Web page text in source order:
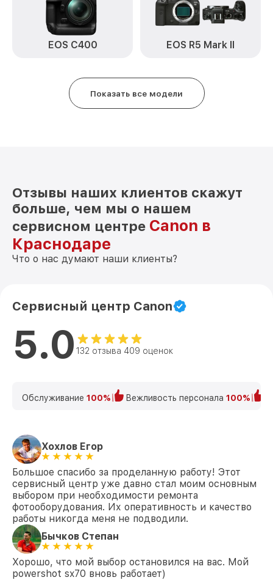
Замена кнопки включения EOS 5D Canon от 2100₽
Замена микрофона EOS 5D Canon
Программный ремонт EOS 5D Canon
EOS C400 EOS R5 Mark II
Показать все модели
Отзывы наших клиентов скажут
больше, чем мы о нашем
сервисном центре Canon в
Краснодаре
Что о нас думают наши клиенты?
Сервисный центр Canon
5.0 132 отзыва 409 оценок
Обслуживание 100% Вежливость персонала 100%
Хохлов Егор
Большое спасибо за проделанную работу! Этот
сервисный центр уже давно стал моим основным
выбором при необходимости ремонта
фотооборудования. Их оперативность и качество
работы никогда меня не подводили.
Бычков Степан
Хорошо, что мой выбор остановился на вас. Мой
powershot sx70 вновь работает)